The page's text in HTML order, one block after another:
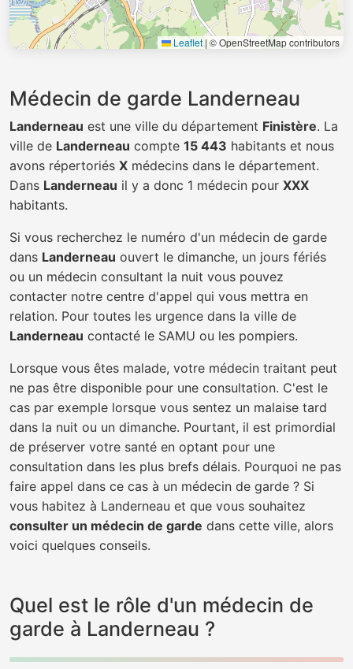
Leaflet | © OpenStreetMap contributors
Médecin de garde Landerneau
Landerneau est une ville du département Finistère. La
ville de Landerneau compte 15 443 habitants et nous
avons répertoriés X médecins dans le département.
Dans Landerneau il y a donc 1 médecin pour XXX
habitants.
Si vous recherchez le numéro d'un médecin de garde
dans Landerneau ouvert le dimanche, un jours fériés
ou un médecin consultant la nuit vous pouvez
contacter notre centre d'appel qui vous mettra en
relation. Pour toutes les urgence dans la ville de
Landerneau contacté le SAMU ou les pompiers.
Lorsque vous êtes malade, votre médecin traitant peut
ne pas être disponible pour une consultation. C'est le
cas par exemple lorsque vous sentez un malaise tard
dans la nuit ou un dimanche. Pourtant, il est primordial
de préserver votre santé en optant pour une
consultation dans les plus brefs délais. Pourquoi ne pas
faire appel dans ce cas à un médecin de garde ? Si
vous habitez à Landerneau et que vous souhaitez
consulter un médecin de garde dans cette ville, alors
voici quelques conseils.
Quel est le rôle d'un médecin de
garde à Landerneau ?